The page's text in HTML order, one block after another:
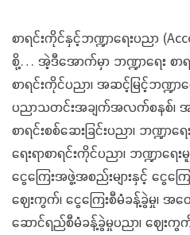
စာရင်းကိုင်နှင့်ဘဏ္ဍာရေးပညာ
စို့… အဲ့ဒီအောက်မှာ ဘဏ္ဍာရေး စာ
စာရင်းကိုင်ပညာ၊ အဆင့်မြင့်ဘဏ္ဍာရ
ပညာသတင်းအချက်အလက်စနစ်၊ အ
စာရင်းစစ်ဆေးခြင်းပညာ၊ ဘဏ္ဍာရ
ရေးရာစာရင်းကိုင်ပညာ၊ ဘဏ္ဍာရေးမူဝ
ငွေကြေးအဖွဲ့အစည်းများနှင့် ငွေက
ဈေးကွက်၊ ငွေကြေးစီမံခန့်ခွဲမှု၊ အ
ဆောင်ရည်စီမံခန့်ခွဲမှုပညာ၊ ဈေးကွက်ဖ